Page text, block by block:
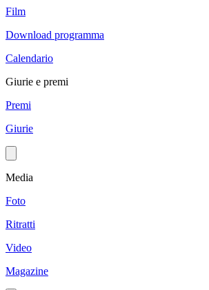
Film
Download programma
Calendario
Giurie e premi
Premi
Giurie
Media
Foto
Ritratti
Video
Magazine